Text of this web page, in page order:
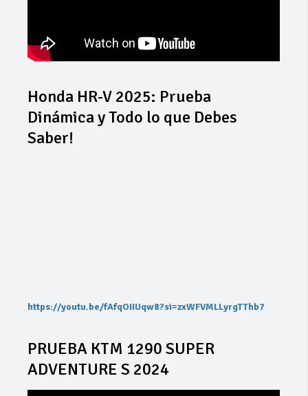
Honda HR-V 2025: Prueba
Dinámica y Todo lo que Debes
Saber!
https://youtu.be/fAfqOIIUqw8?si=zxWFVMLLyrgTThb7
PRUEBA KTM 1290 SUPER
ADVENTURE S 2024